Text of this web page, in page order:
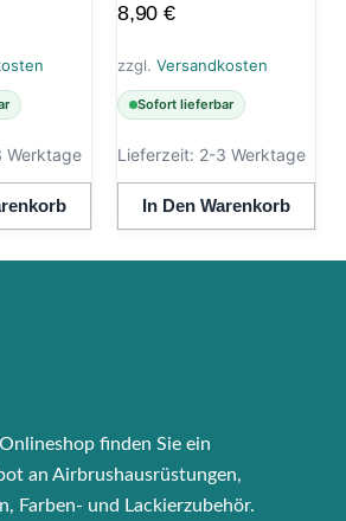
Werktage
8,90€
zzgl. Versandkosten
Sofort lieferbar
Lieferzeit: 2-3 Werktage
In Den Warenkorb
finden Sie ein
an Airbrushausrüstungen,
Farben- und Lackierzubehör.